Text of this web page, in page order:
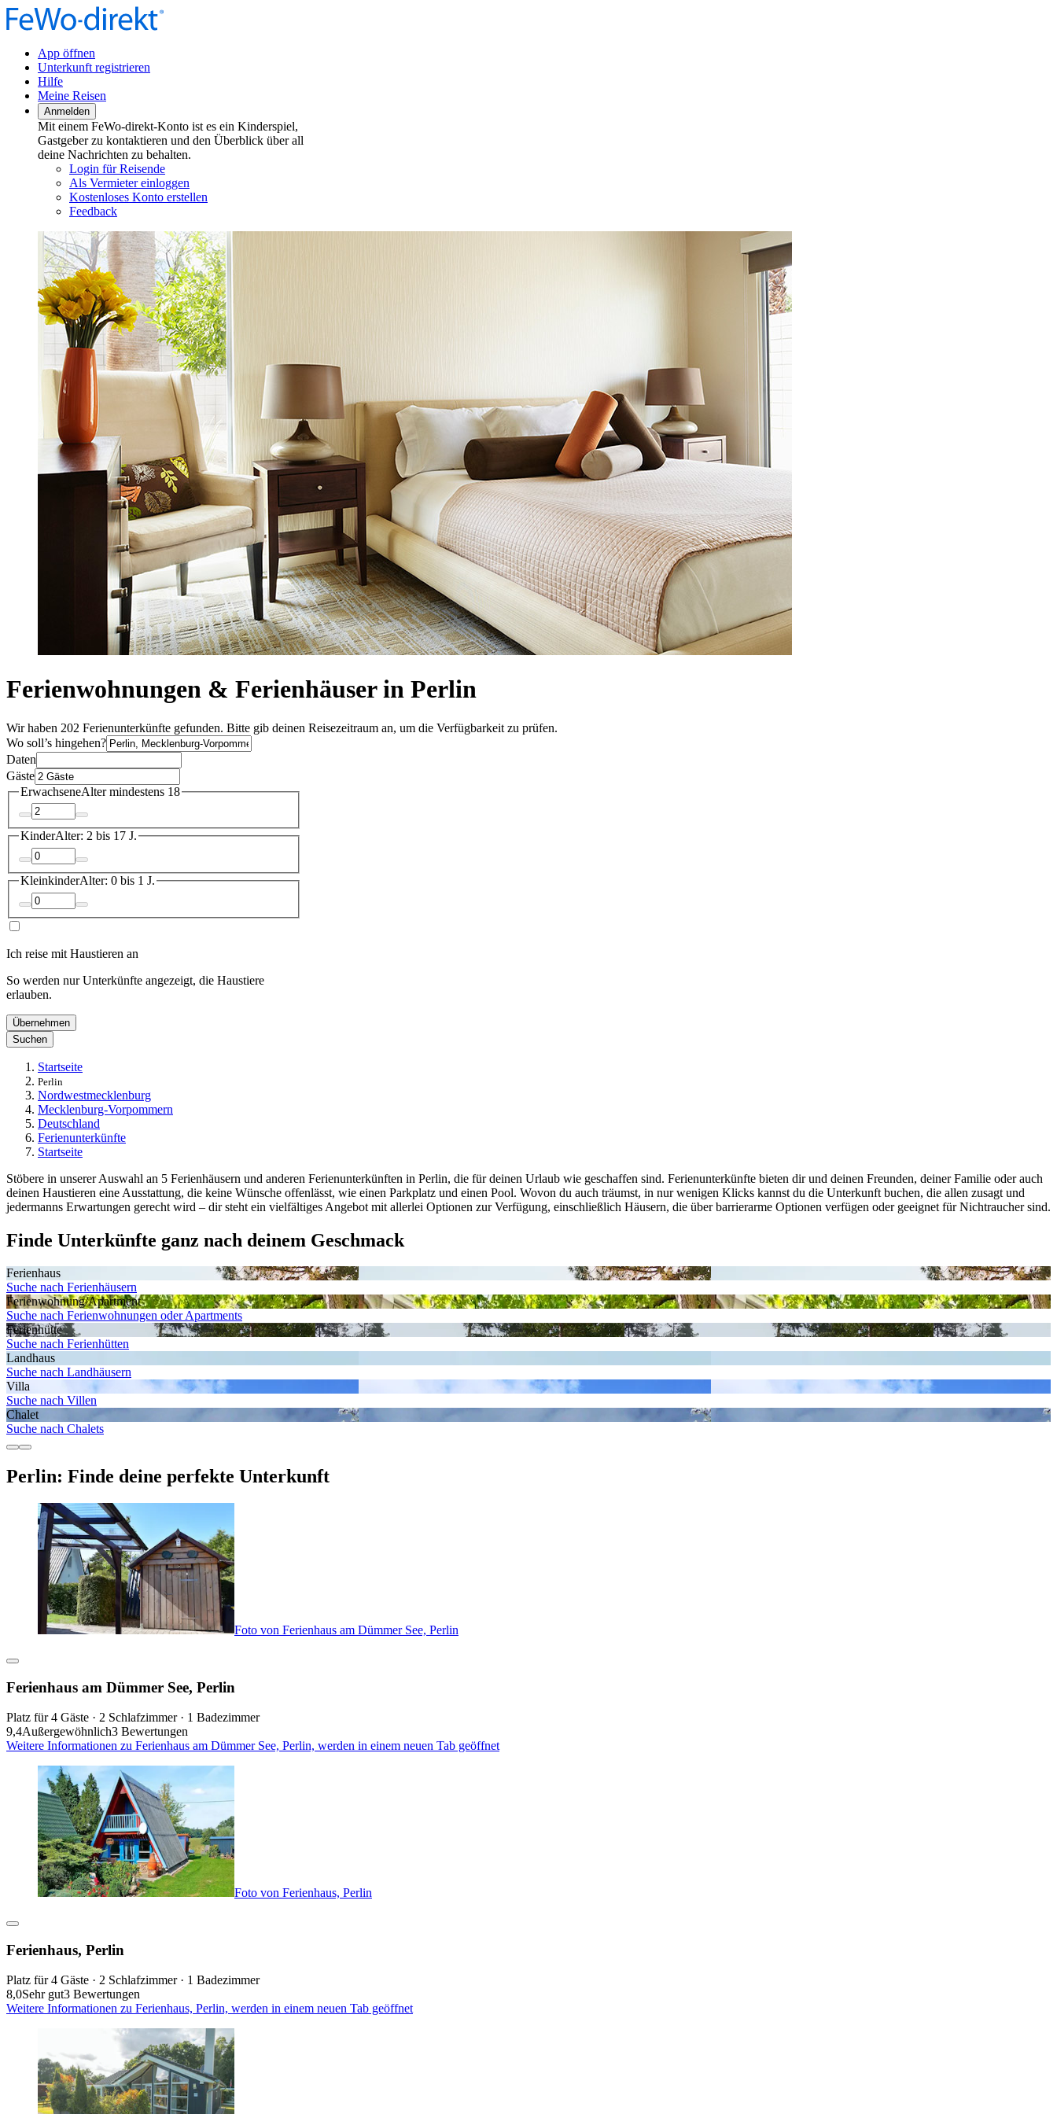
App öffnen
Unterkunft registrieren
Hilfe
Meine Reisen
Anmelden
Mit einem FeWo-direkt-Konto ist es ein Kinderspiel,
Gastgeber zu kontaktieren und den Überblick über all
deine Nachrichten zu behalten.
Login für Reisende
Als Vermieter einloggen
Kostenloses Konto erstellen
Feedback
Ferienwohnungen & Ferienhäuser in Perlin
Wir haben 202 Ferienunterkünfte gefunden. Bitte gib deinen Reisezeitraum an, um die Verfügbarkeit zu prüfen.
Wo soll’s hingehen?
Daten
Gäste
ErwachseneAlter mindestens 18
KinderAlter: 2 bis 17 J.
KleinkinderAlter: 0 bis 1 J.
Ich reise mit Haustieren an
So werden nur Unterkünfte angezeigt, die Haustiere
erlauben.
Übernehmen
Suchen
Startseite
Perlin
Nordwestmecklenburg
Mecklenburg-Vorpommern
Deutschland
Ferienunterkünfte
Startseite
Stöbere in unserer Auswahl an 5 Ferienhäusern und anderen Ferienunterkünften in Perlin, die für deinen Urlaub wie geschaffen sind. Ferienunterkünfte bieten dir und deinen Freunden, deiner Familie oder auch
deinen Haustieren eine Ausstattung, die keine Wünsche offenlässt, wie einen Parkplatz und einen Pool. Wovon du auch träumst, in nur wenigen Klicks kannst du die Unterkunft buchen, die allen zusagt und
jedermanns Erwartungen gerecht wird – dir steht ein vielfältiges Angebot mit allerlei Optionen zur Verfügung, einschließlich Häusern, die über barrierarme Optionen verfügen oder geeignet für Nichtraucher sind.
Finde Unterkünfte ganz nach deinem Geschmack
Ferienhaus
Suche nach Ferienhäusern
Ferienwohnung/Apartment
Suche nach Ferienwohnungen oder Apartments
Ferienhütte
Suche nach Ferienhütten
Landhaus
Suche nach Landhäusern
Villa
Suche nach Villen
Chalet
Suche nach Chalets
Perlin: Finde deine perfekte Unterkunft
Foto von Ferienhaus am Dümmer See, Perlin
Ferienhaus am Dümmer See, Perlin
Platz für 4 Gäste · 2 Schlafzimmer · 1 Badezimmer
9,4Außergewöhnlich3 Bewertungen
Weitere Informationen zu Ferienhaus am Dümmer See, Perlin, werden in einem neuen Tab geöffnet
Foto von Ferienhaus, Perlin
Ferienhaus, Perlin
Platz für 4 Gäste · 2 Schlafzimmer · 1 Badezimmer
8,0Sehr gut3 Bewertungen
Weitere Informationen zu Ferienhaus, Perlin, werden in einem neuen Tab geöffnet